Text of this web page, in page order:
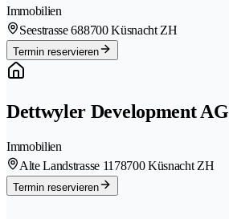
Immobilien
Seestrasse 688700 Küsnacht ZH
Termin reservieren
Dettwyler Development AG
Immobilien
Alte Landstrasse 1178700 Küsnacht ZH
Termin reservieren